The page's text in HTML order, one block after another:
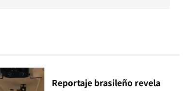
Reportaje brasileño revela